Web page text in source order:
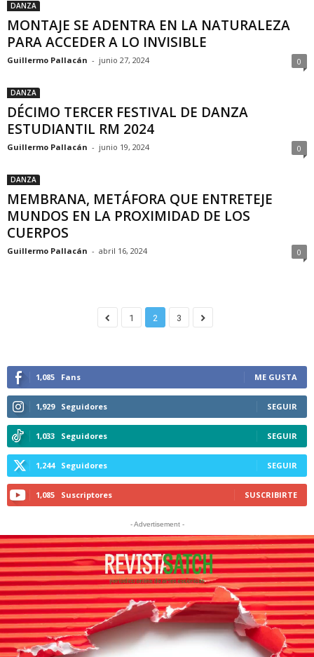
DANZA
MONTAJE SE ADENTRA EN LA NATURALEZA
PARA ACCEDER A LO INVISIBLE
Guillermo Pallacán - junio 27, 2024 0
DANZA
DÉCIMO TERCER FESTIVAL DE DANZA
ESTUDIANTIL RM 2024
Guillermo Pallacán - junio 19, 2024 0
DANZA
MEMBRANA, METÁFORA QUE ENTRETEJE
MUNDOS EN LA PROXIMIDAD DE LOS
CUERPOS
Guillermo Pallacán - abril 16, 2024 0
1 2 3
1,085 Fans ME GUSTA
1,929 Seguidores SEGUIR
1,033 Seguidores SEGUIR
1,244 Seguidores SEGUIR
1,085 Suscriptores SUSCRIBIRTE
- Advertisement -